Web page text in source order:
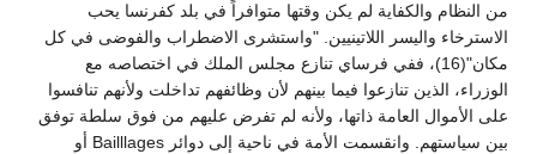
من النظام والكفاية لم يكن وقتها متوافراً في بلد كفرنسا يحب
الاسترخاء واليسر اللاتينيين. "واستشرى الاضطراب والفوضى في كل
مكان"(16)، ففي فرساي تنازع مجلس الملك في اختصاصه مع
الوزراء، الذين تنازعوا فيما بينهم لأن وظائفهم تداخلت ولأنهم تنافسوا
على الأموال العامة ذاتها، ولأنه لم تفرض عليهم من فوق سلطة توفق
بين سياستهم. وانقسمت الأمة في ناحية إلى دوائر Bailllages أو